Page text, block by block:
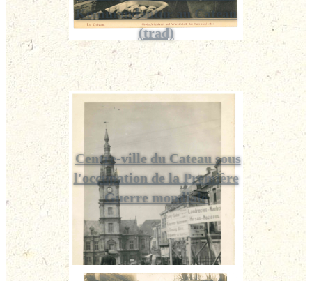
Kommandantur au Cateau
(trad)
Centre-ville du Cateau sous
l'occupation de la Première
Guerre mondiale